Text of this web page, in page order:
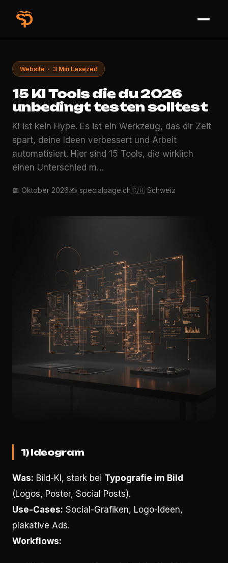
Website · 3 Min Lesezeit
15 KI Tools die du 2026
unbedingt testen solltest
KI ist kein Hype. Es ist ein Werkzeug, das dir Zeit
spart, deine Ideen verbessert und Arbeit
automatisiert. Hier sind 15 Tools, die wirklich
einen Unterschied m…
📅 Oktober 2026✍️ specialpage.ch🇨🇭 Schweiz
1) Ideogram
Was: Bild-KI, stark bei Typografie im Bild
(Logos, Poster, Social Posts).
Use-Cases: Social-Grafiken, Logo-Ideen,
plakative Ads.
Workflows: